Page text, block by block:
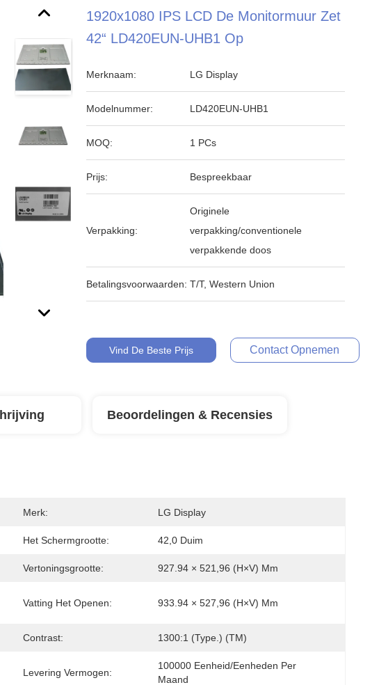
1920x1080 IPS LCD De Monitormuur Zet
42“ LD420EUN-UHB1 Op
Merknaam: LG Display
Modelnummer: LD420EUN-UHB1
MOQ: 1 PCs
Prijs: Bespreekbaar
Verpakking:
Originele
verpakking/conventionele
verpakkende doos
Betalingsvoorwaarden: T/T, Western Union
Vind De Beste Prijs Contact Opnemen
Beoordelingen & Recensies
Merk: LG Display
Het Schermgrootte: 42,0 Duim
Vertoningsgrootte: 927.94 × 521,96 (H×V) Mm
Vatting Het Openen: 933.94 × 527,96 (H×V) Mm
Contrast: 1300:1 (Type.) (TM)
Levering Vermogen:
100000 Eenheid/Eenheden Per
Maand